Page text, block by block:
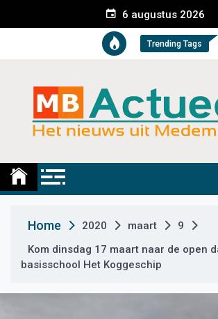
e
t
6 augustus 2026
Trending Tags
Medemblik
Home 2020 maart
9
Kom dinsdag 17 maart naar de open
basisschool Het Koggeschip